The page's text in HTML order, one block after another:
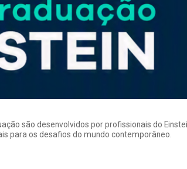
são desenvolvidos por profissionais do
para os desafios do mundo contemporâneo.